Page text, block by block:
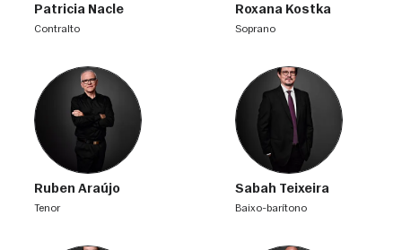
Patricia Nacle
contralto
Roxana Kostka
soprano
Ruben Araújo
tenor
Sabah Teixeira
baixo-barítono